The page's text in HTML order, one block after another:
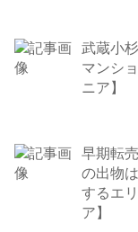
武蔵小
マンシ
ニア】
早期転
の出物
するエ
ア】